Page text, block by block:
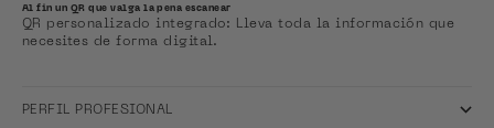
Al fin un QR que valga la pena escanear
QR personalizado integrado: Lleva toda la información que
necesites de forma digital.
PERFIL PROFESIONAL